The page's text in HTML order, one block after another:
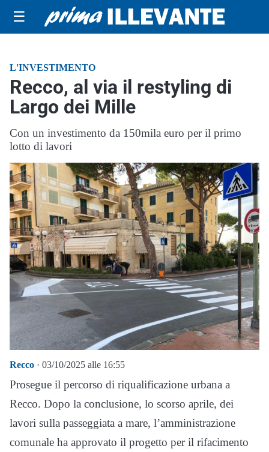
☰
L'INVESTIMENTO
Recco, al via il restyling di
Largo dei Mille
Con un investimento da 150mila euro per il primo
lotto di lavori
Recco · 03/10/2025 alle 16:55
Prosegue il percorso di riqualificazione urbana a
Recco. Dopo la conclusione, lo scorso aprile, dei
lavori sulla passeggiata a mare, l’amministrazione
comunale ha approvato il progetto per il rifacimento